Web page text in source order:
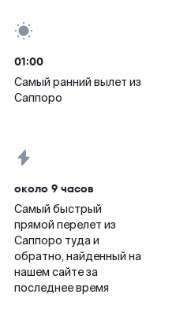
01:00
Самый ранний вылет из
Саппоро
около 9 часов
Самый быстрый
прямой перелет из
Саппоро туда и
обратно, найденный на
нашем сайте за
последнее время